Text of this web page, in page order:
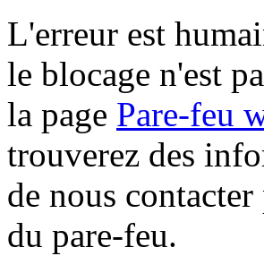
L'erreur est
le blocage n'est
la page Pare-feu
trouverez des
de nous
du pare-feu.